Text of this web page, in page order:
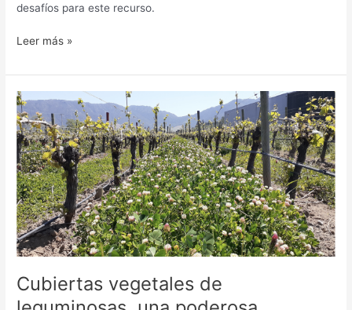
desafíos para este recurso.
Leer más »
Cubiertas vegetales de
Cubiertas
vegetales
de
leguminosas,
una
poderosa
herramienta
para
una
agricultura
sustentable